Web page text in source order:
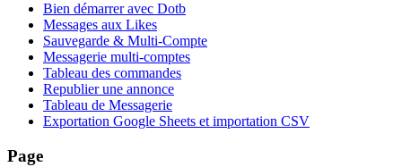
Bien démarrer avec Dotb
Messages aux Likes
Sauvegarde & Multi-Compte
Messagerie multi-comptes
Tableau des commandes
Republier une annonce
Tableau de Messagerie
Exportation Google Sheets et importation CSV
Page